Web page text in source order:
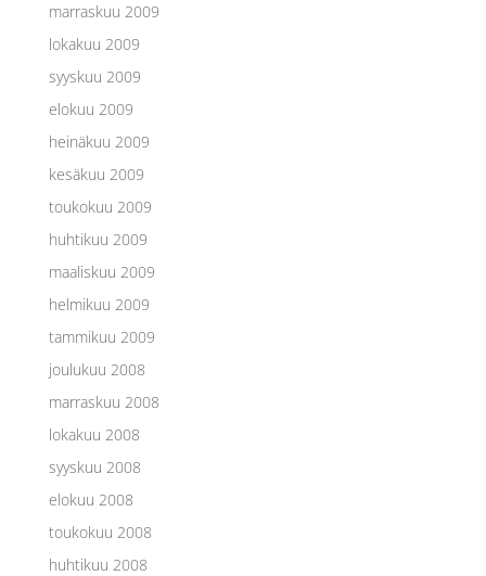
marraskuu 2009
lokakuu 2009
syyskuu 2009
elokuu 2009
heinäkuu 2009
kesäkuu 2009
toukokuu 2009
huhtikuu 2009
maaliskuu 2009
helmikuu 2009
tammikuu 2009
joulukuu 2008
marraskuu 2008
lokakuu 2008
syyskuu 2008
elokuu 2008
toukokuu 2008
huhtikuu 2008